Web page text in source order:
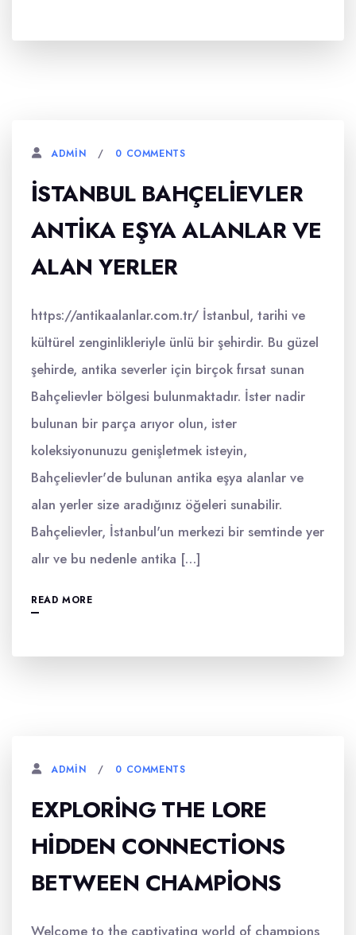
ADMIN 0 COMMENTS
İSTANBUL BAHÇELIEVLER
ANTIKA EŞYA ALANLAR VE
ALAN YERLER
https://antikaalanlar.com.tr/ İstanbul, tarihi ve
kültürel zenginlikleriyle ünlü bir şehirdir. Bu güzel
şehirde, antika severler için birçok fırsat sunan
Bahçelievler bölgesi bulunmaktadır. İster nadir
bulunan bir parça arıyor olun, ister
koleksiyonunuzu genişletmek isteyin,
Bahçelievler'de bulunan antika eşya alanlar ve
alan yerler size aradığınız öğeleri sunabilir.
Bahçelievler, İstanbul'un merkezi bir semtinde yer
alır ve bu nedenle antika […]
READ MORE
ADMIN 0 COMMENTS
EXPLORING THE LORE
HIDDEN CONNECTIONS
BETWEEN CHAMPIONS
Welcome to the captivating world of champions